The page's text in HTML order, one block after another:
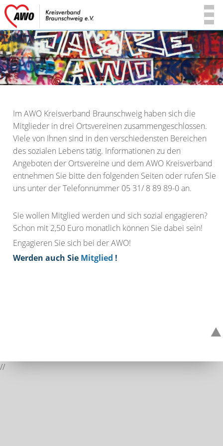
Im AWO Kreisverband Braunschweig haben sich die
Mitglieder in drei Ortsvereinen zusammengeschlossen.
Viele von Ihnen sind in den verschiedensten Bereichen
des sozialen Lebens tätig. Informationen zu den
Angeboten der Ortsvereine und dem AWO Kreisverband
entnehmen Sie bitte den folgenden Seiten oder rufen Sie
uns unter der Telefonnummer 05 31/ 8 89 89-0 an.
Sie wollen Mitglied werden und sich sozial engagieren?
Schon mit 2,50 Euro monatlich können Sie dabei sein!
Engagieren Sie sich bei der AWO!
Werden auch Sie Mitglied !
//